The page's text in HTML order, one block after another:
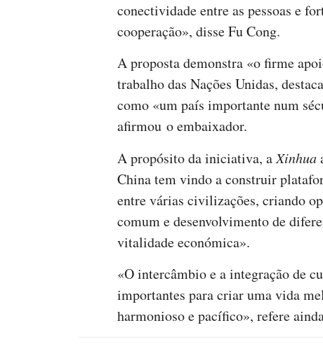
conectividade entre as pessoas e
cooperação», disse Fu Cong.
A proposta demonstra «o firme
trabalho das Nações Unidas,
como «um país importante num
afirmou o embaixador.
A propósito da iniciativa, aXinhua
China tem vindo a construir
entre várias civilizações, criando
comum e desenvolvimento de
vitalidade económica».
«O intercâmbio e a integração de
importantes para criar uma vida
harmonioso e pacífico», refere